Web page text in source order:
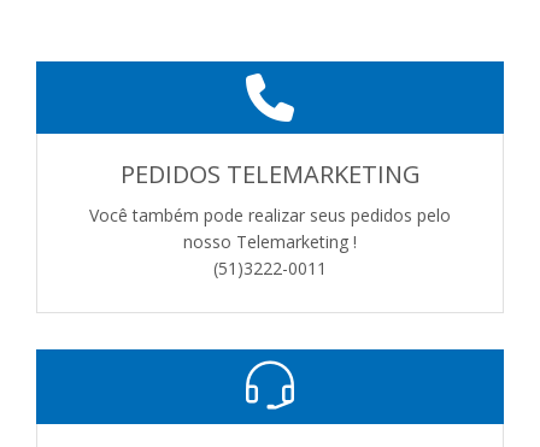
PEDIDOS TELEMARKETING
Você também pode realizar seus pedidos pelo
nosso Telemarketing !
(51)3222-0011